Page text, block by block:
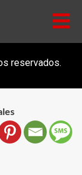
reservados.